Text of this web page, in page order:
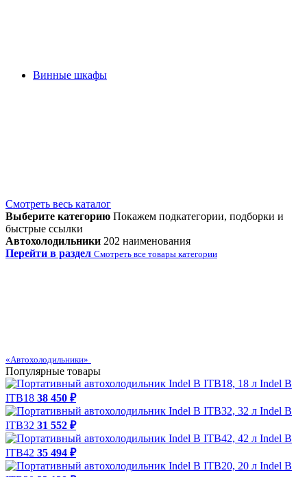
Винные шкафы
Смотреть весь каталог
Выберите категорию Покажем подкатегории, подборки и
быстрые ссылки
Автохолодильники 202 наименования
Перейти в раздел Смотреть все товары категории
«Автохолодильники»
Популярные товары
Indel B
ITB18 38 450 ₽
Indel B
ITB32 31 552 ₽
Indel B
ITB42 35 494 ₽
Indel B